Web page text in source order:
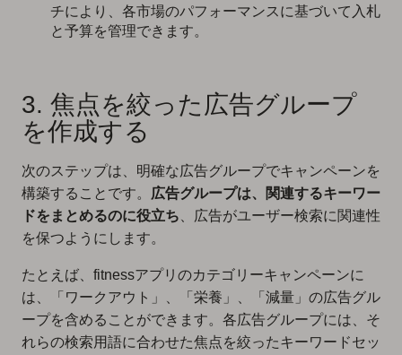
チにより、各市場のパフォーマンスに基づいて入札
と予算を管理できます。
3. 焦点を絞った広告グループ
を作成する
次のステップは、明確な広告グループでキャンペーンを
構築することです。 広告グループは、関連するキーワー
ドをまとめるのに役立ち 、広告がユーザー検索に関連性
を保つようにします。
たとえば、fitnessアプリのカテゴリーキャンペーンに
は、「ワークアウト」、「栄養」、「減量」の広告グル
ープを含めることができます。各広告グループには、そ
れらの検索用語に合わせた焦点を絞ったキーワードセッ